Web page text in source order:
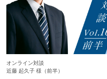
オンライン対談
近藤 起久子 様（前半）